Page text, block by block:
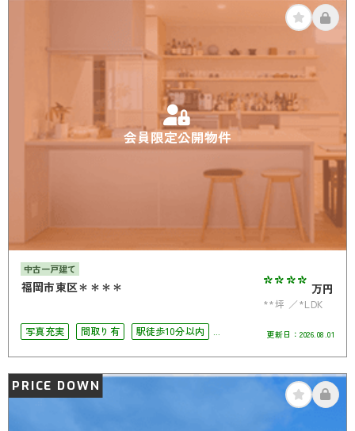
会員限定公開物件
中古一戸建て
福岡市東区＊＊＊＊ **** 万円
**坪
*LDK
写真充実
間取り有
駅徒歩10分以内
南面バルコニー
オール電化
更新日： 2026.08.01
PRICE DOWN